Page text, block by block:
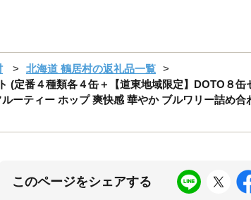
北海道 鶴居村の返礼品一覧
(定番４種類各４缶＋【道東地域限定】DOTO８
ーティー ホップ 爽快感 華やか ブルワリー詰め
このページをシェアする